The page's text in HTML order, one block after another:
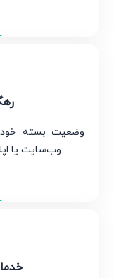
وضعیت بسته خود
وب‌سایت یا